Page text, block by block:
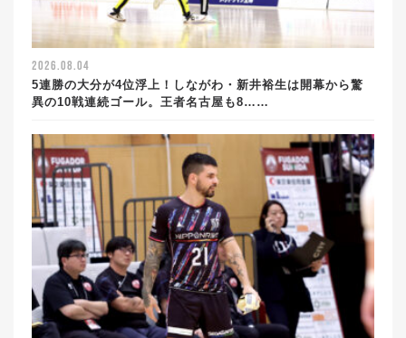
2026.08.04
5連勝の大分が4位浮上！しながわ・新井裕生は開幕から驚
異の10戦連続ゴール。王者名古屋も8……